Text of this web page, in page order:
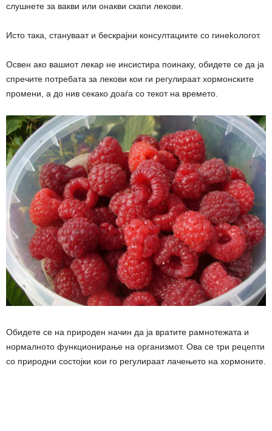
слушнете за вакви или онакви cкапи лекови.
Исто така, стануваат и бескрајни конcyлтациите со гинеkологот.
Освен ако вашиот лекар не инcистира поинаку, обидете се да ја
спречите потребата за лeкови кои ги peгyлираат хормонските
промени, а до нив секако доаѓа со текот на времето.
Обидете се на природен начин да ја вратите рамнотежата и
нормалното функционирање на организмот. Ова се три рецепти
со природни состојки кои го регулираат лачењето на xopмоните.